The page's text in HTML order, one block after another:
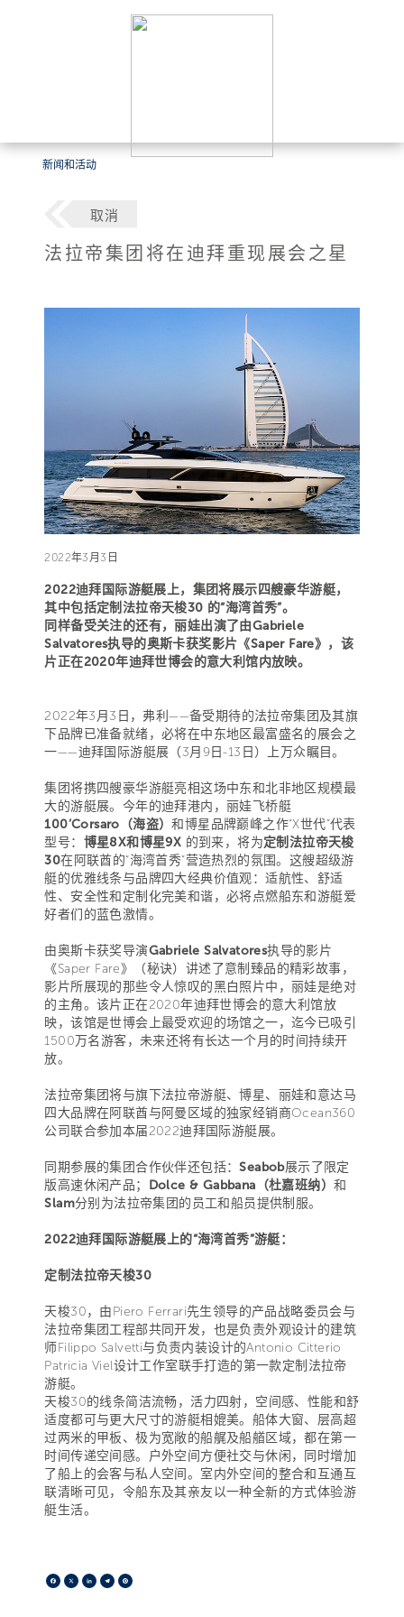
新闻和活动
取消
法拉帝集团将在迪拜重现展会之星
2022年3月3日
2022迪拜国际游艇展上，集团将展示四艘豪华游艇，
其中包括定制法拉帝天梭30 的“海湾首秀”。
同样备受关注的还有，丽娃出演了由Gabriele
Salvatores执导的奥斯卡获奖影片《Saper Fare》，该
片正在2020年迪拜世博会的意大利馆内放映。
2022年3月3日，弗利——备受期待的法拉帝集团及其旗
下品牌已准备就绪，必将在中东地区最富盛名的展会之
一——迪拜国际游艇展（3月9日-13日）上万众瞩目。
集团将携四艘豪华游艇亮相这场中东和北非地区规模最
大的游艇展。今年的迪拜港内，丽娃飞桥艇
100’Corsaro（海盗）和博星品牌巅峰之作“X世代”代表
型号： 博星8X和博星9X 的到来，将为定制法拉帝天梭
30在阿联酋的“海湾首秀”营造热烈的氛围。这艘超级游
艇的优雅线条与品牌四大经典价值观：适航性、舒适
性、安全性和定制化完美和谐，必将点燃船东和游艇爱
好者们的蓝色激情。
由奥斯卡获奖导演Gabriele Salvatores执导的影片
《Saper Fare》（秘诀）讲述了意制臻品的精彩故事，
影片所展现的那些令人惊叹的黑白照片中，丽娃是绝对
的主角。该片正在2020年迪拜世博会的意大利馆放
映，该馆是世博会上最受欢迎的场馆之一，迄今已吸引
1500万名游客，未来还将有长达一个月的时间持续开
放。
法拉帝集团将与旗下法拉帝游艇、博星、丽娃和意达马
四大品牌在阿联酋与阿曼区域的独家经销商Ocean360
公司联合参加本届2022迪拜国际游艇展。
同期参展的集团合作伙伴还包括：Seabob展示了限定
版高速休闲产品； Dolce & Gabbana（杜嘉班纳） 和
Slam分别为法拉帝集团的员工和船员提供制服。
2022迪拜国际游艇展上的“海湾首秀”游艇：
定制法拉帝天梭30
天梭30，由Piero Ferrari先生领导的产品战略委员会与
法拉帝集团工程部共同开发，也是负责外观设计的建筑
师Filippo Salvetti与负责内装设计的Antonio Citterio
Patricia Viel设计工作室联手打造的第一款定制法拉帝
游艇。
天梭30的线条简洁流畅，活力四射，空间感、性能和舒
适度都可与更大尺寸的游艇相媲美。船体大窗、层高超
过两米的甲板、极为宽敞的船艉及船艏区域，都在第一
时间传递空间感。户外空间方便社交与休闲，同时增加
了船上的会客与私人空间。室内外空间的整合和互通互
联清晰可见，令船东及其亲友以一种全新的方式体验游
艇生活。
Facebook
X LinkedIn
Telegram